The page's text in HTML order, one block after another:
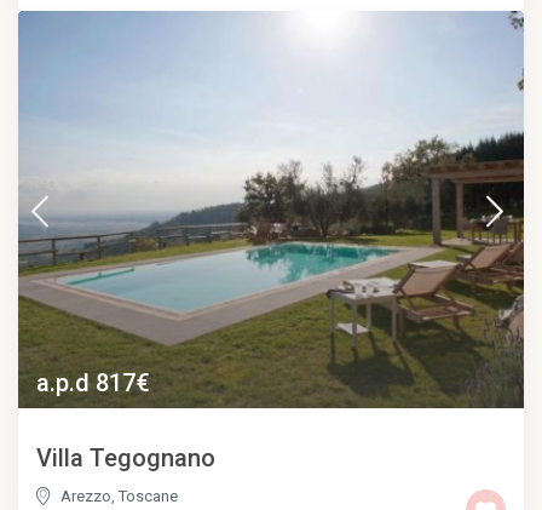
a.p.d 817€
Villa Tegognano
Arezzo,Toscane